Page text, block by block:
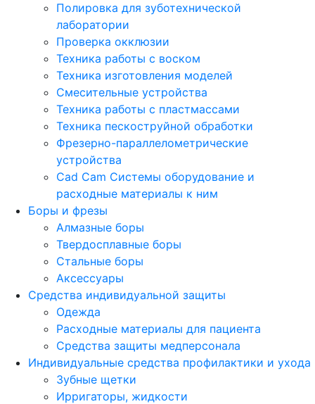
Полировка для зуботехнической
лаборатории
Проверка окклюзии
Техника работы с воском
Техника изготовления моделей
Смесительные устройства
Техника работы с пластмассами
Техника пескоструйной обработки
Фрезерно-параллелометрические
устройства
Cad Cam Системы оборудование и
расходные материалы к ним
Боры и фрезы
Алмазные боры
Твердосплавные боры
Стальные боры
Аксессуары
Средства индивидуальной защиты
Одежда
Расходные материалы для пациента
Средства защиты медперсонала
Индивидуальные средства профилактики и ухода
Зубные щетки
Ирригаторы, жидкости